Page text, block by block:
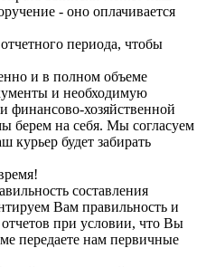
- оно оплачивается
периода, чтобы
и в полном объеме
и необходимую
хозяйственной
берем на себя. Мы согласуем
курьер будет забирать
составления
Вам правильность и
при условии, что Вы
передаете нам первичные